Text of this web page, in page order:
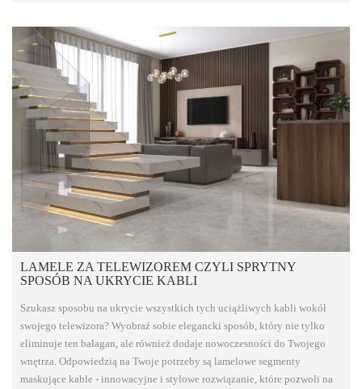
LAMELE ZA TELEWIZOREM CZYLI SPRYTNY
SPOSÓB NA UKRYCIE KABLI
Szukasz sposobu na ukrycie wszystkich tych uciążliwych kabli wokół
swojego telewizora? Wyobraź sobie elegancki sposób, który nie tylko
eliminuje ten bałagan, ale również dodaje nowoczesności do Twojego
wnętrza. Odpowiedzią na Twoje potrzeby są lamelowe segmenty
maskujące kable - innowacyjne i stylowe rozwiązanie, które pozwoli na